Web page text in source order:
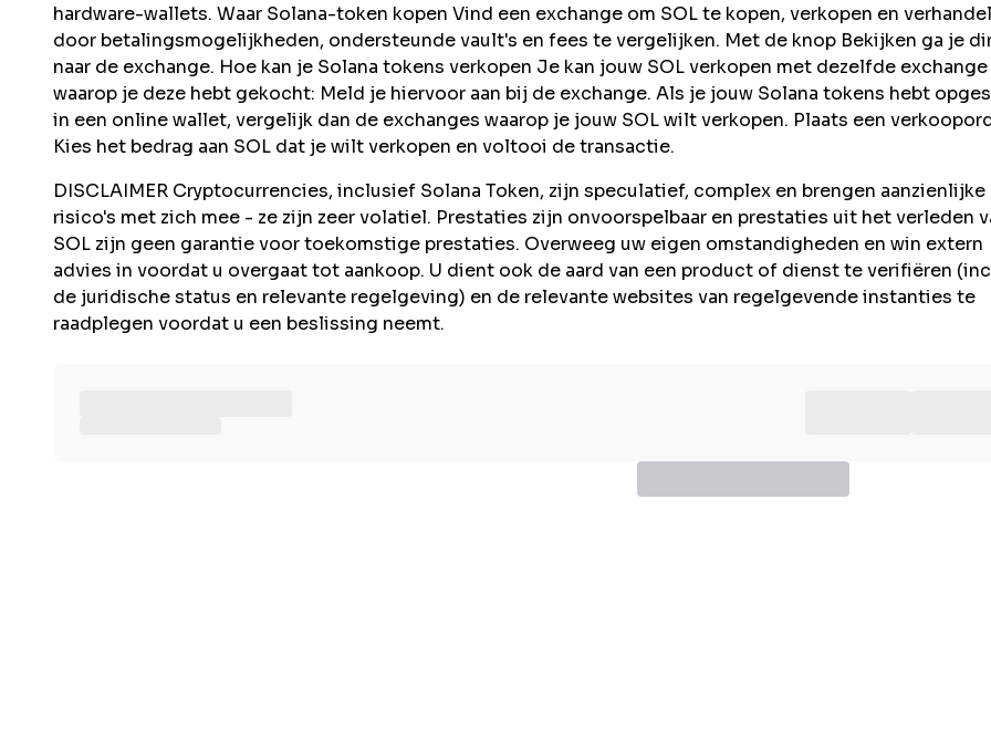
hardware-wallets. Waar Solana-token kopen Vind een exchange om SOL te kopen, verkopen en
door betalingsmogelijkheden, ondersteunde vault's en fees te vergelijken. Met de knop Bekijken ga je
naar de exchange. Hoe kan je Solana tokens verkopen Je kan jouw SOL verkopen met dezelfde exchange
waarop je deze hebt gekocht: Meld je hiervoor aan bij de exchange. Als je jouw Solana tokens hebt
in een online wallet, vergelijk dan de exchanges waarop je jouw SOL wilt verkopen. Plaats een
Kies het bedrag aan SOL dat je wilt verkopen en voltooi de transactie.
DISCLAIMER Cryptocurrencies, inclusief Solana Token, zijn speculatief, complex en brengen aanzienlijke
risico's met zich mee - ze zijn zeer volatiel. Prestaties zijn onvoorspelbaar en prestaties uit het verleden
SOL zijn geen garantie voor toekomstige prestaties. Overweeg uw eigen omstandigheden en win extern
advies in voordat u overgaat tot aankoop. U dient ook de aard van een product of dienst te verifiëren
de juridische status en relevante regelgeving) en de relevante websites van regelgevende instanties te
raadplegen voordat u een beslissing neemt.